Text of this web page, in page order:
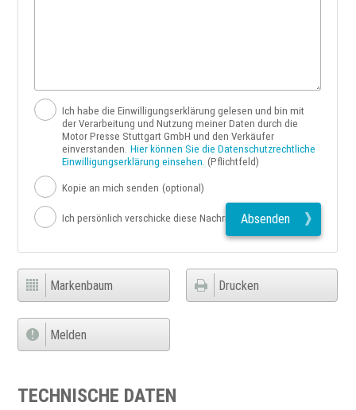
Ich habe die Einwilligungserklärung gelesen und bin mit
der Verarbeitung und Nutzung meiner Daten durch die
Motor Presse Stuttgart GmbH und den Verkäufer
einverstanden. Hier können Sie die Datenschutzrechtliche
Einwilligungserklärung einsehen. (Pflichtfeld)
Kopie an mich senden (optional)
Ich persönlich verschicke diese Nachricht Absenden
Markenbaum Drucken
Melden
TECHNISCHE DATEN